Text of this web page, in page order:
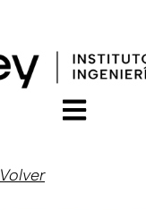
Open main
Volver